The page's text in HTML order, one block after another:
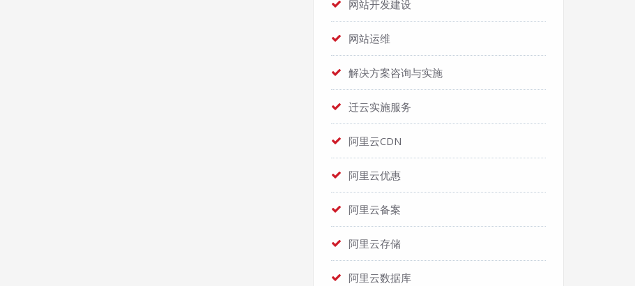
网站开发建设
网站运维
解决方案咨询与实施
迁云实施服务
阿里云CDN
阿里云优惠
阿里云备案
阿里云存储
阿里云数据库